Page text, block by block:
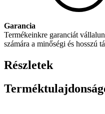
Garancia
Termékeinkre garanciát
számára a minőségi és hosszú
Részletek